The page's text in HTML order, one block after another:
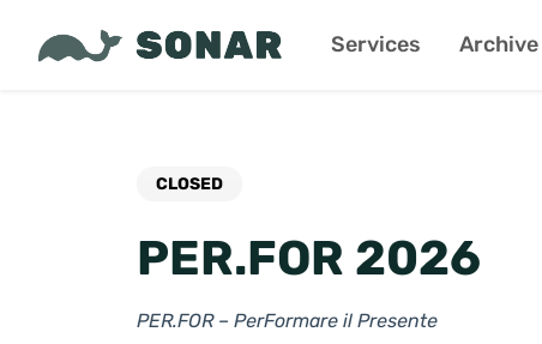
Services Archive
CLOSED
PER.FOR 2026
PER.FOR – PerFormare il Presente